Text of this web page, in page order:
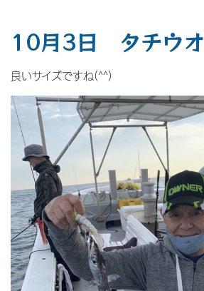
10月3日 タチウオ
良いサイズですね(^^)